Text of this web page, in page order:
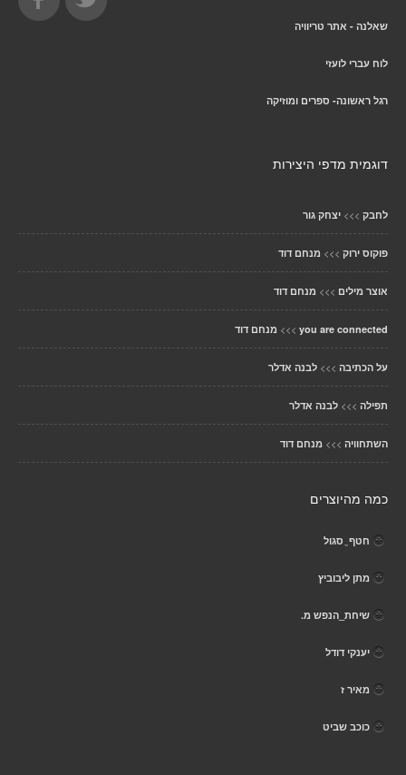
שאלנה - אתר טריוויה
לוח עברי לועזי
רגל ראשונה- ספרים ומוזיקה
דוגמית מדפי היצירות
לחבק >>> יצחק גור
פוקוס ירוק >>> מנחם דוד
אוצר מילים >>> מנחם דוד
you are connected
>>> מנחם דוד
על הכתיבה >>> לבנה אדלר
תפילה >>> לבנה אדלר
השתחוויה >>> מנחם דוד
כמה מהיוצרים
חטף ֱ סגול
מתן ליבוביץ
שיחת_הנפש מ.
יענקי דודל
מאיר ז
כוכב שביט